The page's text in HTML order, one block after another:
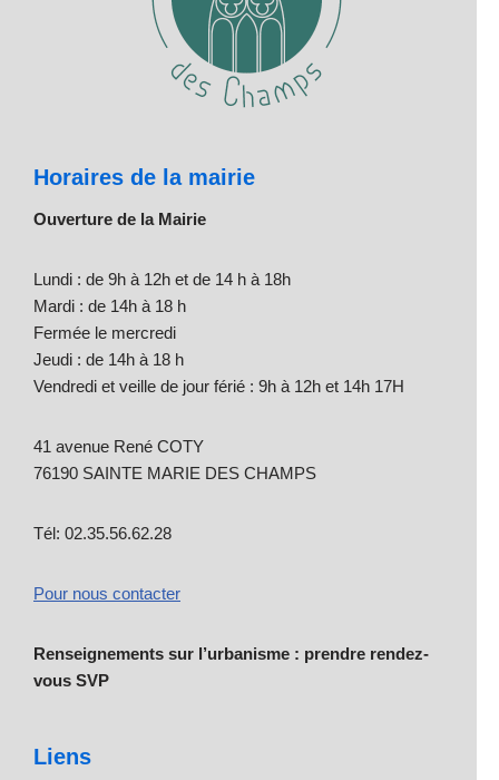
Horaires de la mairie
Ouverture de la Mairie
Lundi : de 9h à 12h et de 14 h à 18h
Mardi : de 14h à 18 h
Fermée le mercredi
Jeudi : de 14h à 18 h
Vendredi et veille de jour férié : 9h à 12h et 14h 17H
41 avenue René COTY
76190 SAINTE MARIE DES CHAMPS
Tél: 02.35.56.62.28
Pour nous contacter
Renseignements sur l’urbanisme : prendre rendez-
vous SVP
Liens